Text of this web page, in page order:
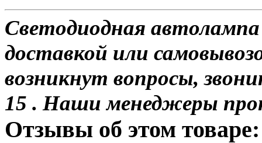
Светодиодная
доставкой или
возникнут вопросы,
15 . Наши менеджеры
Отзывы об этом товаре: